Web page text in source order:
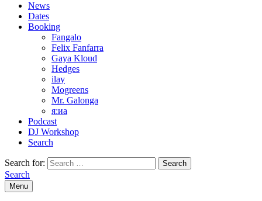
News
Dates
Booking
Fangalo
Felix Fanfarra
Gaya Kloud
Hedges
ilay
Mogreens
Mr. Galonga
я:иа
Podcast
DJ Workshop
Search
Search for:
Search
Menu